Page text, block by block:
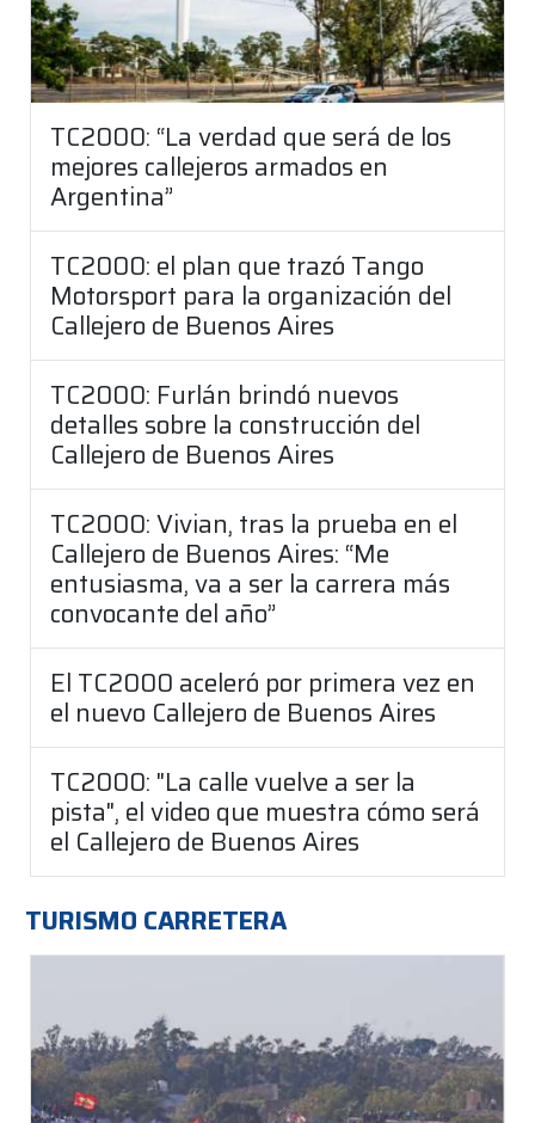
TC2000: “La verdad que será de los
mejores callejeros armados en
Argentina”
TC2000: el plan que trazó Tango
Motorsport para la organización del
Callejero de Buenos Aires
TC2000: Furlán brindó nuevos
detalles sobre la construcción del
Callejero de Buenos Aires
TC2000: Vivian, tras la prueba en el
Callejero de Buenos Aires: “Me
entusiasma, va a ser la carrera más
convocante del año”
El TC2000 aceleró por primera vez en
el nuevo Callejero de Buenos Aires
TC2000: "La calle vuelve a ser la
pista", el video que muestra cómo será
el Callejero de Buenos Aires
TURISMO CARRETERA